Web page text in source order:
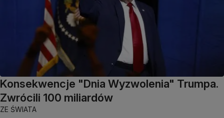
Konsekwencje "Dnia Wyzwolenia" Trumpa.
Zwrócili 100 miliardów
ZE ŚWIATA